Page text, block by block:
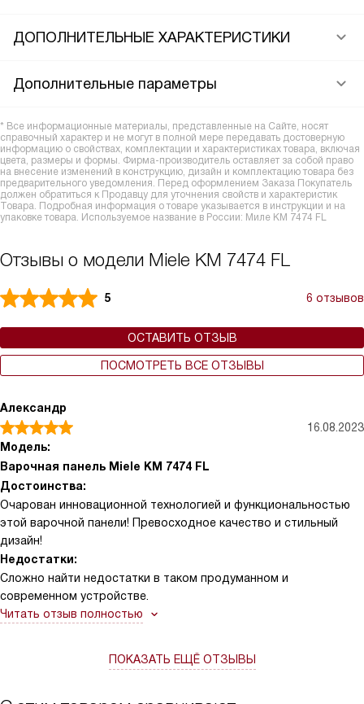
ДОПОЛНИТЕЛЬНЫЕ ХАРАКТЕРИСТИКИ
Дополнительные параметры
* Все информационные материалы, представленные на Сайте, носят
справочный характер и не могут в полной мере передавать достоверную
информацию о свойствах, комплектации и характеристиках товара, включая
цвета, размеры и формы. Фирма-производитель оставляет за собой право
на внесение изменений в конструкцию, дизайн и комплектацию товара без
предварительного уведомления. Перед оформлением Заказа Покупатель
должен обратиться к Продавцу для уточнения свойств и характеристик
Товара. Подробная информация о товаре указывается в инструкции и на
упаковке товара. Используемое название в России: Миле KM 7474 FL
Отзывы о модели Miele KM 7474 FL
5 6 отзывов
ОСТАВИТЬ ОТЗЫВ
ПОСМОТРЕТЬ ВСЕ ОТЗЫВЫ
Александр
16.08.2023
Модель:
Варочная панель Miele KM 7474 FL
Достоинства:
Очарован инновационной технологией и функциональностью
этой варочной панели! Превосходное качество и стильный
дизайн!
Недостатки:
Сложно найти недостатки в таком продуманном и
современном устройстве.
Читать отзыв полностью
ПОКАЗАТЬ ЕЩЁ ОТЗЫВЫ